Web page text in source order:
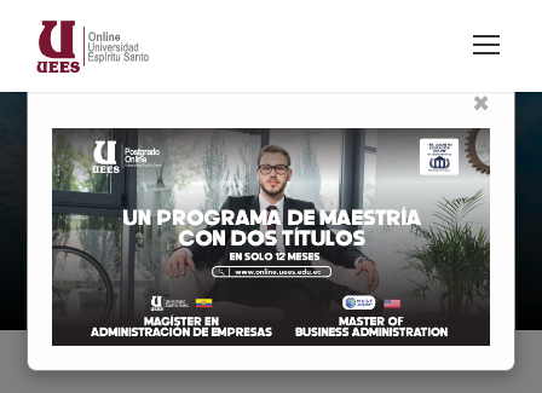
Grado
Profesionalizate
×